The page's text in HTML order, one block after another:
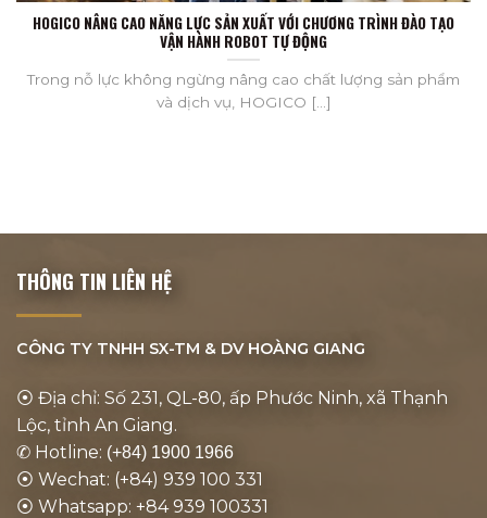
HOGICO NÂNG CAO NĂNG LỰC SẢN XUẤT VỚI CHƯƠNG TRÌNH ĐÀO TẠO
VẬN HÀNH ROBOT TỰ ĐỘNG
Trong nỗ lực không ngừng nâng cao chất lượng sản phẩm
và dịch vụ, HOGICO [...]
THÔNG TIN LIÊN HỆ
CÔNG TY TNHH SX-TM & DV HOÀNG GIANG
⦿ Địa chỉ: Số 231, QL-80, ấp Phước Ninh, xã Thạnh
Lộc, tỉnh An Giang.
✆ Hotline: (+84) 1900 1966
⦿ Wechat: (+84) 939 100 331
⦿ Whatsapp: +84 939 100331